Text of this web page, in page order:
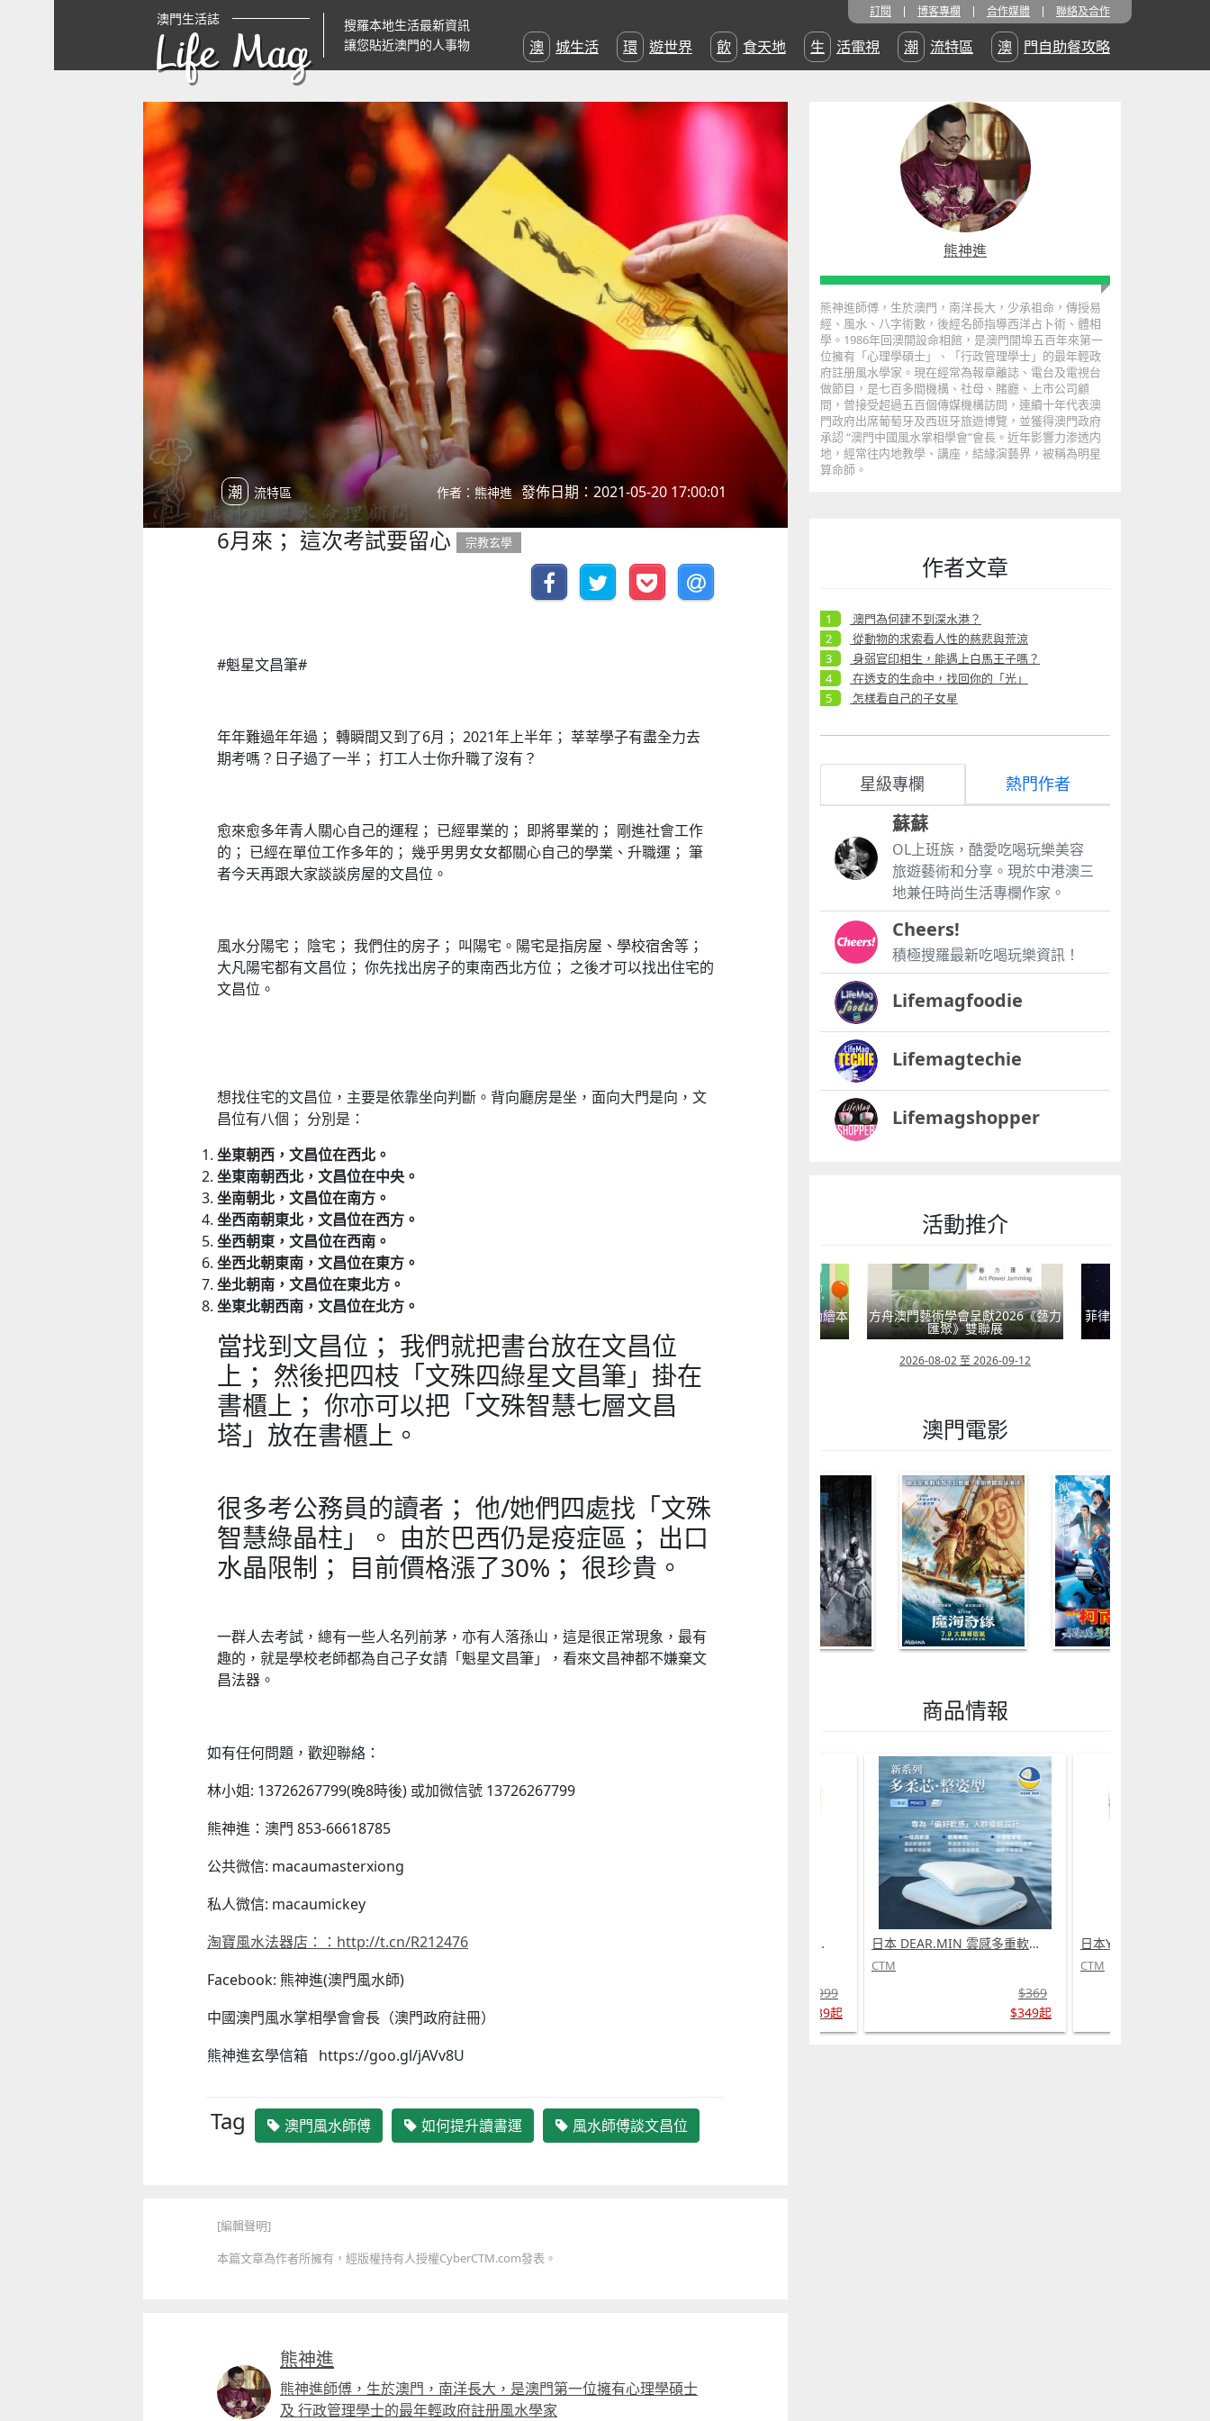
澳門生活誌
Life Mag
搜羅本地生活最新資訊
讓您貼近澳門的人事物
訂閱 博客專欄 合作媒體 聯絡及合作
澳城生活 環遊世界 飲食天地 生活電視 潮流特區 澳門自助餐攻略
潮流特區 作者：熊神進 發佈日期：2021-05-20 17:00:01
6月來； 這次考試要留心 宗教玄學
#魁星文昌筆#
年年難過年年過； 轉瞬間又到了6月； 2021年上半年； 莘莘學子有盡全力去
期考嗎？日子過了一半； 打工人士你升職了沒有？
愈來愈多年青人關心自己的運程； 已經畢業的； 即將畢業的； 剛進社會工作
的； 已經在單位工作多年的； 幾乎男男女女都關心自己的學業、升職運； 筆
者今天再跟大家談談房屋的文昌位。
風水分陽宅； 陰宅； 我們住的房子； 叫陽宅。陽宅是指房屋、學校宿舍等；
大凡陽宅都有文昌位； 你先找出房子的東南西北方位； 之後才可以找出住宅的
文昌位。
想找住宅的文昌位，主要是依靠坐向判斷。背向廳房是坐，面向大門是向，文
昌位有八個； 分別是：
坐東朝西，文昌位在西北。
坐東南朝西北，文昌位在中央。
坐南朝北，文昌位在南方。
坐西南朝東北，文昌位在西方。
坐西朝東，文昌位在西南。
坐西北朝東南，文昌位在東方。
坐北朝南，文昌位在東北方。
坐東北朝西南，文昌位在北方。
當找到文昌位； 我們就把書台放在文昌位
上； 然後把四枝「文殊四綠星文昌筆」掛在
書櫃上； 你亦可以把「文殊智慧七層文昌
塔」放在書櫃上。
很多考公務員的讀者； 他/她們四處找「文殊
智慧綠晶柱」。 由於巴西仍是疫症區； 出口
水晶限制； 目前價格漲了30%； 很珍貴。
一群人去考試，總有一些人名列前茅，亦有人落孫山，這是很正常現象，最有
趣的，就是學校老師都為自己子女請「魁星文昌筆」，看來文昌神都不嫌棄文
昌法器。
如有任何問題，歡迎聯絡：
林小姐: 13726267799(晚8時後) 或加微信號 13726267799
熊神進：澳門 853-66618785
公共微信: macaumasterxiong
私人微信: macaumickey
淘寶風水法器店：：http://t.cn/R212476
Facebook: 熊神進(澳門風水師)
中國澳門風水掌相學會會長（澳門政府註冊）
熊神進玄學信箱 https://goo.gl/jAVv8U
Tag 澳門風水師傅 如何提升讀書運 風水師傅談文昌位
[編輯聲明]
本篇文章為作者所擁有，經版權持有人授權CyberCTM.com發表。
熊神進
熊神進師傅，生於澳門，南洋長大，是澳門第一位擁有心理學碩士
及 行政管理學士的最年輕政府註册風水學家
熊神進
熊神進師傅，生於澳門，南洋長大，少承祖命，傳授易
經、風水、八字術數，後經名師指導西洋占卜術、體相
學。1986年回澳開設命相館，是澳門開埠五百年來第一
位擁有「心理學碩士」、「行政管理學士」的最年輕政
府註册風水學家。現在經常為報章離誌、電台及電視台
做節目，是七百多間機構、社母、賭廳、上市公司顧
問，曾接受超過五百個傳媒機構訪問，連續十年代表澳
門政府出席葡萄牙及西班牙旅遊博覽，並獲得澳門政府
承認 “澳門中國風水掌相學會”會長。近年影響力渗透内
地，經常往内地教學、講座，結緣演藝界，被稱為明星
算命師。
作者文章
澳門為何建不到深水港？
從動物的求索看人性的慈悲與荒涼
身弱官印相生，能遇上白馬王子嗎？
在透支的生命中，找回你的「光」
怎樣看自己的子女星
星級專欄 熱門作者
蘇蘇
OL上班族，酷愛吃喝玩樂美容
旅遊藝術和分享。現於中港澳三
地兼任時尚生活專欄作家。
Cheers!
積極搜羅最新吃喝玩樂資訊！
Lifemagfoodie
Lifemagtechie
Lifemagshopper
活動推介
童心探秘澳門的“中國第一”系列──
2026-07-11 至 2026-08-29 2026-07-11 至 2026-08-08
嬰幼兒親子閱讀推廣活動-嬰幼繪本
2026-07-11 至 2026-08-23
方舟澳門藝術學會呈獻2026《藝力
匯聚》雙聯展
2026-08-02 至 2026-09-12
菲律賓亮點文創活動
澳門電影
商品情報
日本Yohome 迷你專業級現磨鮮萃奶泡3合1半自動家庭意式咖啡機 (需訂貨)
$999
$739起
日本 DEAR.MIN 雲感多重軟芯柔托緩壓Peace柔眠枕 (需訂貨)
CTM
$369
$349起
CTM